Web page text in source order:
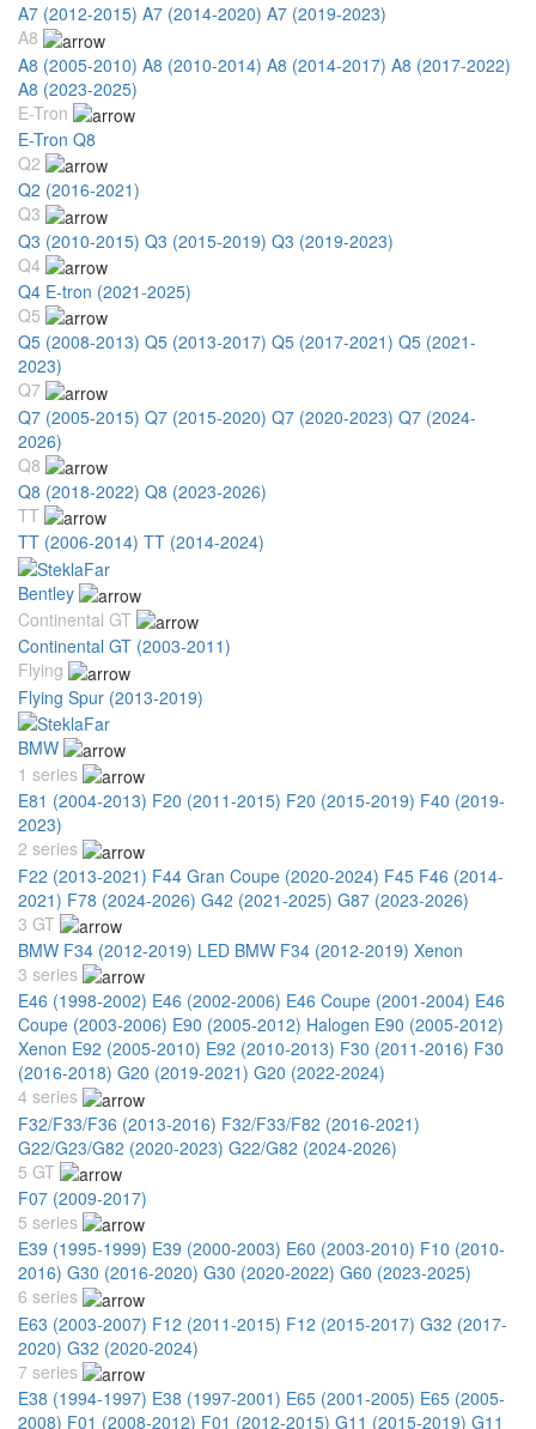
A7 (2012-2015) A7 (2014-2020) A7 (2019-2023)
A8
A8 (2005-2010) A8 (2010-2014) A8 (2014-2017) A8 (2017-2022)
A8 (2023-2025)
E-Tron
E-Tron Q8
Q2
Q2 (2016-2021)
Q3
Q3 (2010-2015) Q3 (2015-2019) Q3 (2019-2023)
Q4
Q4 E-tron (2021-2025)
Q5
Q5 (2008-2013) Q5 (2013-2017) Q5 (2017-2021) Q5 (2021-
2023)
Q7
Q7 (2005-2015) Q7 (2015-2020) Q7 (2020-2023) Q7 (2024-
2026)
Q8
Q8 (2018-2022) Q8 (2023-2026)
TT
TT (2006-2014) TT (2014-2024)
Bentley
Continental GT
Continental GT (2003-2011)
Flying
Flying Spur (2013-2019)
BMW
1 series
E81 (2004-2013) F20 (2011-2015) F20 (2015-2019) F40 (2019-
2023)
2 series
F22 (2013-2021) F44 Gran Coupe (2020-2024) F45 F46 (2014-
2021) F78 (2024-2026) G42 (2021-2025) G87 (2023-2026)
3 GT
BMW F34 (2012-2019) LED BMW F34 (2012-2019) Xenon
3 series
E46 (1998-2002) E46 (2002-2006) E46 Coupe (2001-2004) E46
Coupe (2003-2006) E90 (2005-2012) Halogen E90 (2005-2012)
Xenon E92 (2005-2010) E92 (2010-2013) F30 (2011-2016) F30
(2016-2018) G20 (2019-2021) G20 (2022-2024)
4 series
F32/F33/F36 (2013-2016) F32/F33/F82 (2016-2021)
G22/G23/G82 (2020-2023) G22/G82 (2024-2026)
5 GT
F07 (2009-2017)
5 series
E39 (1995-1999) E39 (2000-2003) E60 (2003-2010) F10 (2010-
2016) G30 (2016-2020) G30 (2020-2022) G60 (2023-2025)
6 series
E63 (2003-2007) F12 (2011-2015) F12 (2015-2017) G32 (2017-
2020) G32 (2020-2024)
7 series
E38 (1994-1997) E38 (1997-2001) E65 (2001-2005) E65 (2005-
2008) F01 (2008-2012) F01 (2012-2015) G11 (2015-2019) G11